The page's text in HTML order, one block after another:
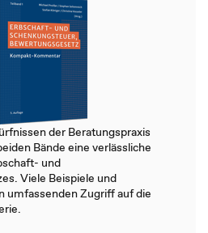
der Beratungspraxis
Bände eine verlässliche
und
Viele Beispiele und
umfassenden Zugriff auf die